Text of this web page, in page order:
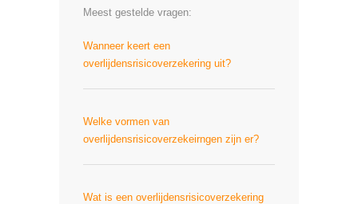
Meest gestelde vragen:
Wanneer keert een
overlijdensrisicoverzekering uit?
Welke vormen van
overlijdensrisicoverzekeirngen zijn er?
Wat is een overlijdensrisicoverzekering